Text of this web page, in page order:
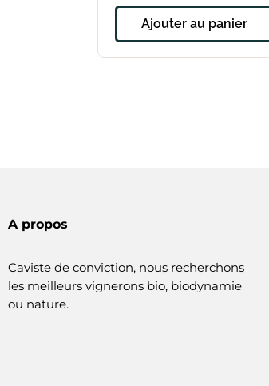
Ajouter au panier
A propos
Caviste de conviction, nous recherchons
les meilleurs vignerons bio, biodynamie
ou nature.